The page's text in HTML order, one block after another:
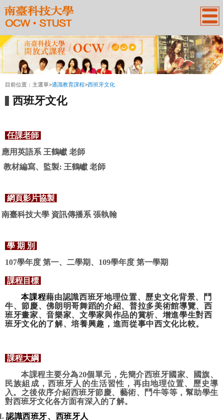
:::
目前位置： 主選單>通識教育課程>西班牙文化
西班牙文化
任課老師
應用英語系 王鶴巘 老師
教材編寫、監製: 王鶴巘 老師
網頁影片協製
南臺科技大學 資訊傳播系 張執翰
學 期 別
107學年度 第一、二學期、 109學年度 第一學期
課程目標
本課程藉由認識西班牙地理位置、歷史文化背景、鬥
牛、節慶、佛朗明哥舞蹈的介紹、普拉多美術館導覽、西
班牙畫家、音樂家、文學家與作品的賞析、增進學生對西
班牙文化的了解、培養興趣，進而從事中西文化比較。
課程大綱
本課程主要分為20個單元，先簡介西班牙國家、國旗、
民族組成，西班牙人的生活習性，再由地理位置、歷史導
入。之後依序介紹西班牙節慶、藝術、鬥牛等等，幫助學生
對西班牙文化各方面有深入的了解。
認識西班牙、西班牙人